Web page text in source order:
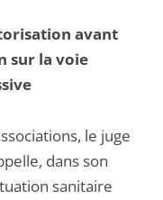
avant
sur la voie
le juge
dans son
sanitaire